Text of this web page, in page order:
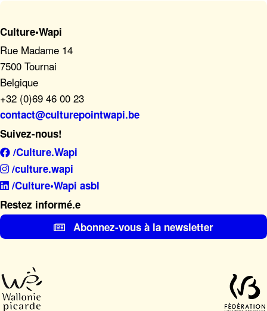
Culture•Wapi
Rue Madame 14
7500 Tournai
Belgique
+32 (0)69 46 00 23
contact@culturepointwapi.be
Suivez-nous!
/Culture.Wapi
/culture.wapi
/Culture•Wapi asbl
Restez informé.e
Abonnez-vous à la newsletter